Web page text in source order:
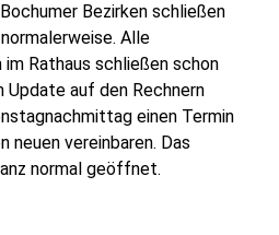
Bezirken schließen
Alle
im Rathaus schließen schon
Update auf den Rechnern
einen Termin
neuen vereinbaren. Das
normal geöffnet.